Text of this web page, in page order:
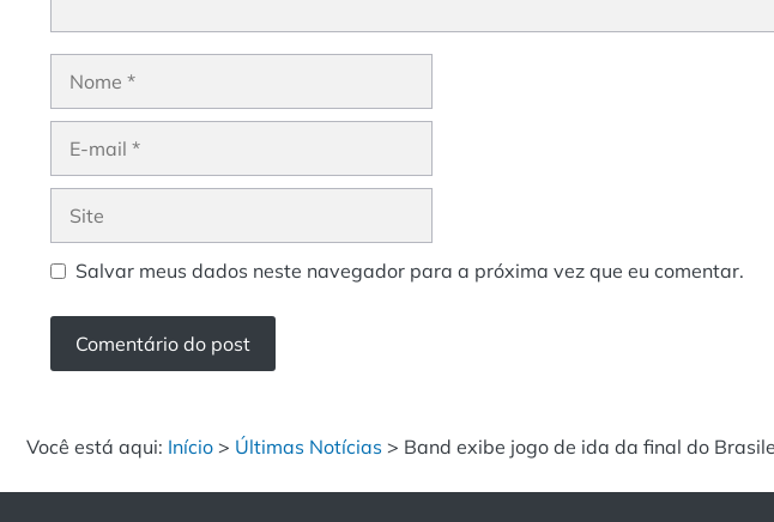
Nome
Site
Salvar meus dados neste navegador para a próxima vez que eu comentar.
Você está aqui: Início > Últimas Notícias > Band exibe jogo de ida da final do